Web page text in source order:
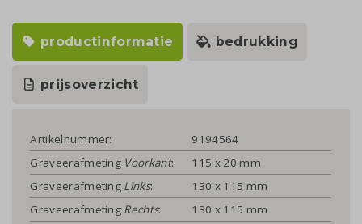
productinformatie bedrukking
prijsoverzicht
Artikelnummer:
9194564
Graveerafmeting Voorkant:
115 x 20 mm
Graveerafmeting Links:
130 x 115 mm
Graveerafmeting Rechts:
130 x 115 mm